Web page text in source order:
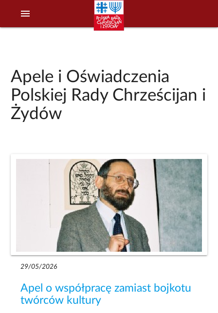
menu
Apele i Oświadczenia
Polskiej Rady Chrześcijan i
Żydów
29/05/2026
Apel o współpracę zamiast bojkotu
twórców kultury